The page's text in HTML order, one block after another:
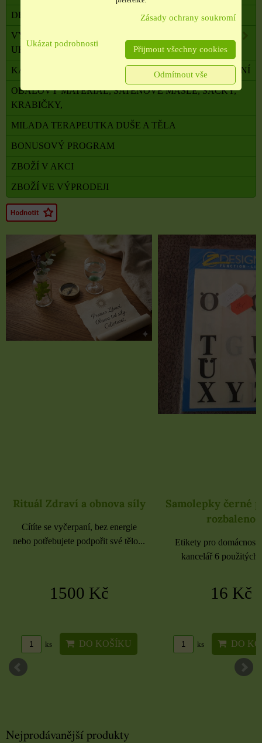
DRAHÉ A LÉČIVÉ KAMENY
VYKUŘOVADLA, VONNÉ TYČINKY A ŠIŠKY,
UHLÍKY
KADIDELNICE, PÍCKY, AROMALAMPY, VYKUŘOVÁNÍ
OBALOVÝ MATERIÁL, SATÉNOVÉ MAŠLE, SÁČKY,
KRABIČKY,
MILADA TERAPEUTKA DUŠE A TĚLA
BONUSOVÝ PROGRAM
ZBOŽÍ V AKCI
ZBOŽÍ VE VÝPRODEJI
Rituál Zdraví a obnova síly
Cítíte se vyčerpaní, bez energie
nebo potřebujete podpořit své tělo...
1500 Kč
ks DO KOŠÍKU
Samolepky černé
rozbaleno
Etikety pro
kancelář 6 použitých
16 Kč
ks DO
Nejprodávanější produkty
Zásady ochrany soukromí
Ukázat podrobnosti
Přijmout všechny cookies
Odmítnout vše